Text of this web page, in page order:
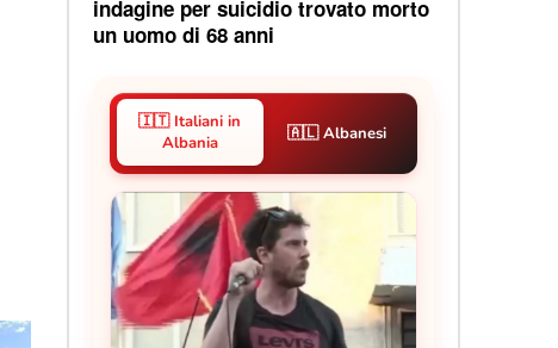
indagine per suicidio trovato morto
un uomo di 68 anni
🇮🇹 Italiani in
Albania
🇦🇱 Albanesi